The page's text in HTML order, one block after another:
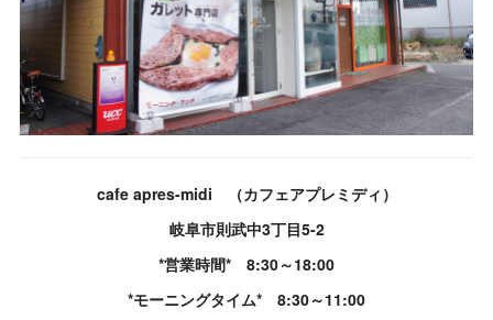
cafe apres-midi （カフェアプレミディ）
岐阜市則武中3丁目5-2
*営業時間* 8:30～18:00
*モーニングタイム* 8:30～11:00